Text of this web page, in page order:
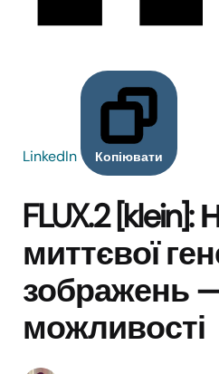
LinkedIn Копіювати
FLUX.2
миттєвої
зображень
можливості